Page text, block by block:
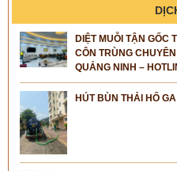
DIỆT MUỖI TẬN GỐC
CÔN TRÙNG
QUẢNG NINH –
HÚT BÙN THẢI HỐ